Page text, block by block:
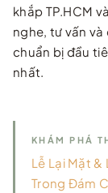
khắp TP.HCM
nghe, tư vấn
chuẩn bị đầu
nhất.
KHÁM PHÁ
Lễ Lại Mặt
Trong Đám